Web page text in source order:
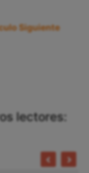
Siguiente
lectores: